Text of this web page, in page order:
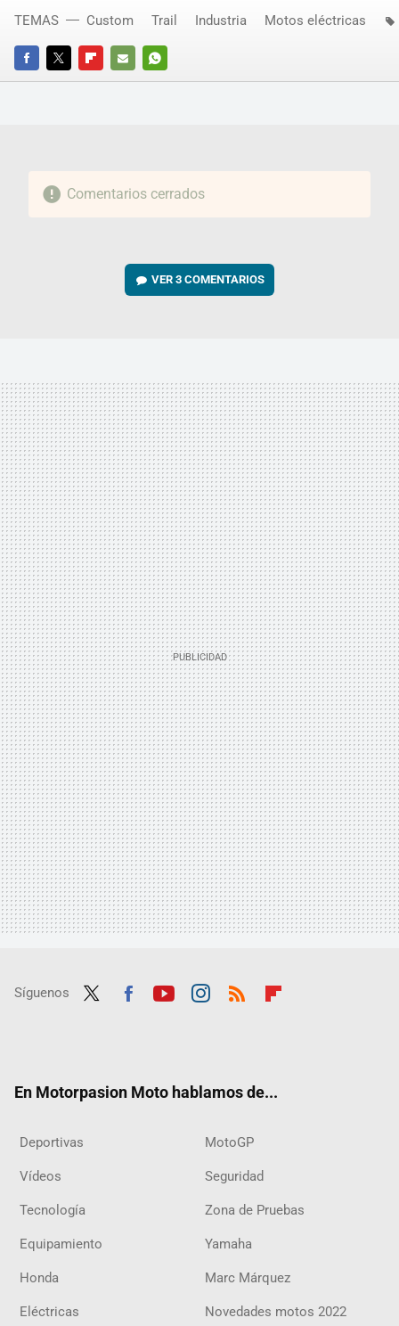
FACEBOOKTWITTERFLIPBOARD
E-
WHATSAPP
TEMAS Custom Trail Industria Motos eléctricas
Comentarios cerrados
VER3 COMENTARIOS
Síguenos
En Motorpasion Moto hablamos de...
Deportivas MotoGP
Vídeos Seguridad
Tecnología Zona de Pruebas
Equipamiento Yamaha
Honda Marc Márquez
Eléctricas Novedades motos 2022